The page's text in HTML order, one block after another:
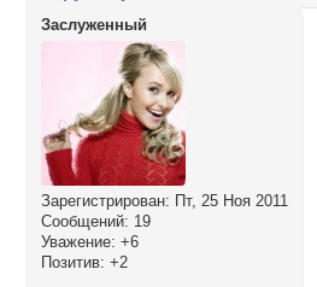
Заслуженный
Зарегистрирован: Пт, 25 Ноя 2011
Сообщений: 19
Уважение: +6
Позитив: +2